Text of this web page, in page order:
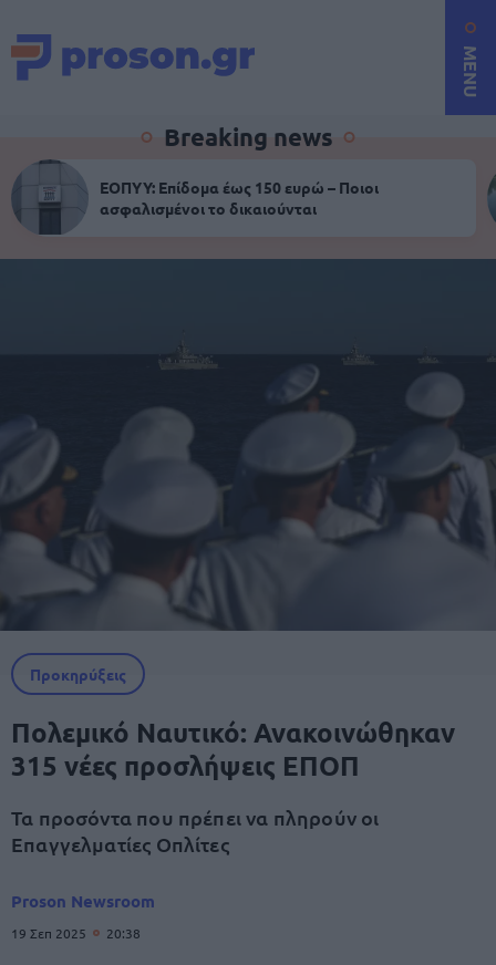
MENU
Breaking news
ΕΟΠΥΥ: Επίδομα έως 150 ευρώ – Ποιοι
ασφαλισμένοι το δικαιούνται
Προκηρύξεις
Πολεμικό Ναυτικό: Ανακοινώθηκαν
315 νέες προσλήψεις ΕΠΟΠ
Τα προσόντα που πρέπει να πληρούν οι
Επαγγελματίες Οπλίτες
Proson Newsroom
19 Σεπ 2025 20:38